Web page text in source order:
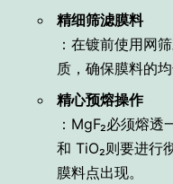
精细筛滤膜料
：在镀前使用网
质，确保膜料的均
精心预熔操作
：MgF₂必须熔透
和 TiO₂则要进行
膜料点出现。